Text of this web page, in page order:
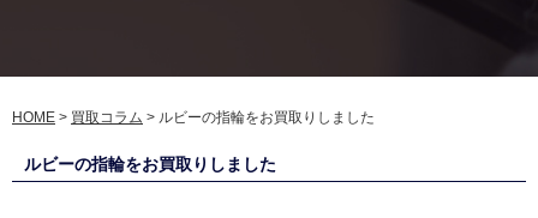
HOME > 買取コラム > ルビーの指輪をお買取りしました
ルビーの指輪をお買取りしました